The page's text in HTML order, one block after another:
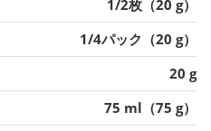
1/2枚（20 g）
1/4パック（20 g）
20 g
75 ml（75 g）